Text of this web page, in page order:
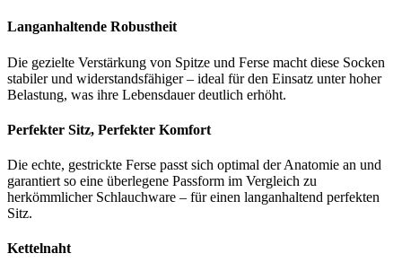
Langanhaltende Robustheit
Die gezielte Verstärkung von Spitze und Ferse macht diese Socken
stabiler und widerstandsfähiger – ideal für den Einsatz unter hoher
Belastung, was ihre Lebensdauer deutlich erhöht.
Perfekter Sitz, Perfekter Komfort
Die echte, gestrickte Ferse passt sich optimal der Anatomie an und
garantiert so eine überlegene Passform im Vergleich zu
herkömmlicher Schlauchware – für einen langanhaltend perfekten
Sitz.
Kettelnaht